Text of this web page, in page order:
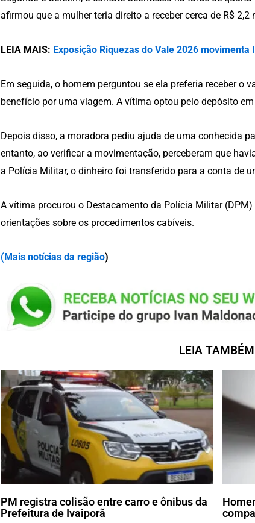
afirmou que a mulher teria direito a receber cerca de R$
LEIA MAIS: Exposição Riquezas do Vale 2026 movimenta
Em seguida, o homem perguntou se ela preferia receber o
benefício por uma viagem. A vítima optou pelo depósito
Depois disso, a moradora pediu ajuda de uma conhecida
entanto, ao verificar a movimentação, perceberam que
a Polícia Militar, o dinheiro foi transferido para a conta de
A vítima procurou o Destacamento da Polícia Militar (DPM)
orientações sobre os procedimentos cabíveis.
(Mais notícias da região)
LEIA
PM registra colisão entre carro e ônibus da
Prefeitura de Ivaiporã